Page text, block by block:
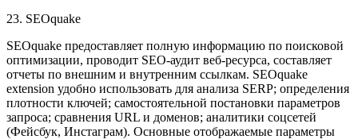
23. SEOquake
SEOquake предоставляет полную информацию по поисковой
оптимизации, проводит SEO-аудит веб-ресурса, составляет
отчеты по внешним и внутренним ссылкам. SEOquake
extension удобно использовать для анализа SERP; определения
плотности ключей; самостоятельной постановки параметров
запроса; сравнения URL и доменов; аналитики соцсетей
(Фейсбук, Инстаграм). Основные отображаемые параметры